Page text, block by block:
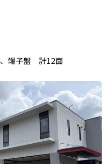
、端子盤 計12面